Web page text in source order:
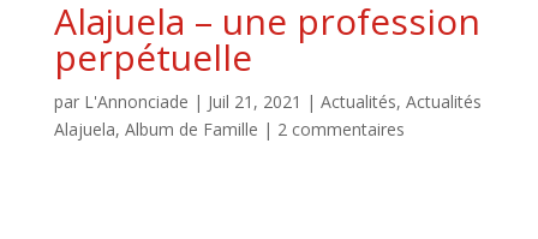
Alajuela – une profession
perpétuelle
par L'Annonciade | Juil 21, 2021 | Actualités, Actualités
Alajuela, Album de Famille | 2 commentaires